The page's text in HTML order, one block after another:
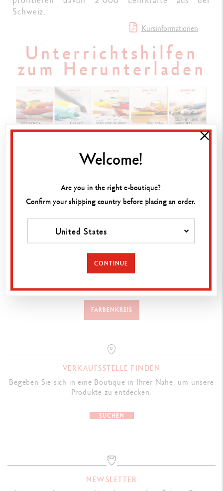
Schweiz.
Kursinformationen
Unterrichtshilfen
zum Herunterladen
Neocolor®
Stift und Schrift
Gouache
FARBENKREIS
VERKAUFSSTELLE FINDEN
Begeben Sie sich in eine Boutique in Ihrer Nähe, um unsere
Produkte zu entdecken.
SUCHEN
NEWSLETTER
Welcome!
Are you in the right e-boutique?
Confirm your shipping country before placing an order.
United States
CONTINUE